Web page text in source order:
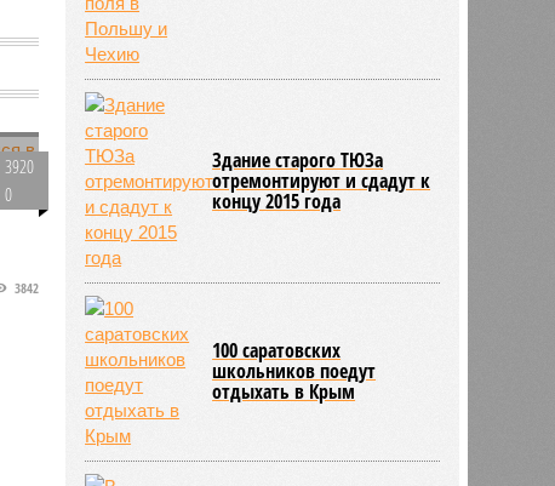
3920
0
3842
Здание старого ТЮЗа
отремонтируют и сдадут к
концу 2015 года
100 саратовских
школьников поедут
отдыхать в Крым